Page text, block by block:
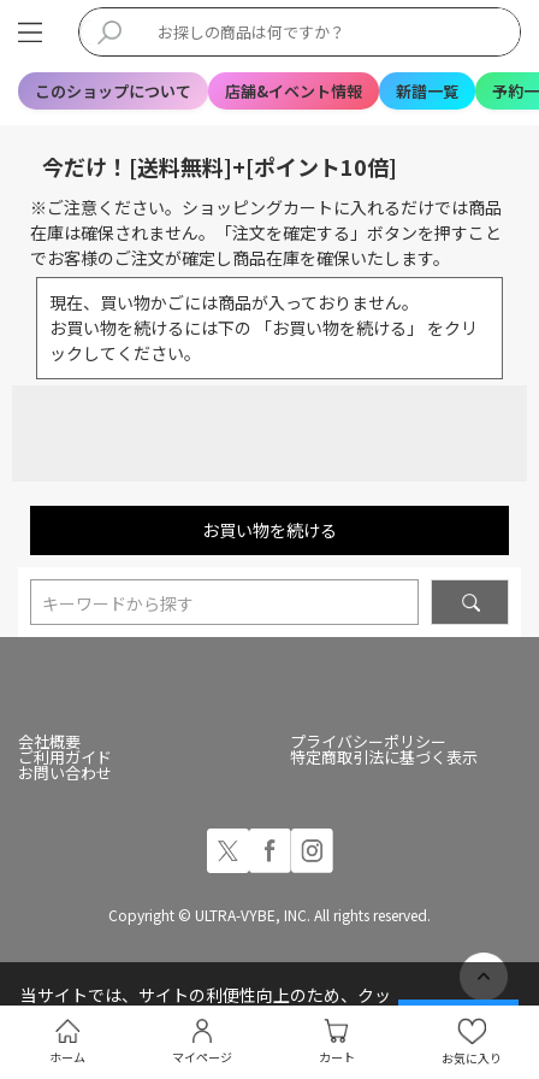
このショップについて 店舗&イベント情報 新譜一覧 予約
ホーム マイページ カート お気に入り
今だけ！[送料無料]+[ポイント10倍]
※ご注意ください。ショッピングカートに入れるだけでは商品
在庫は確保されません。「注文を確定する」ボタンを押すこと
でお客様のご注文が確定し商品在庫を確保いたします。
現在、買い物かごには商品が入っておりません。
お買い物を続けるには下の 「お買い物を続ける」 をクリ
ックしてください。
お買い物を続ける
キーワードから探す
会社概要 プライバシーポリシー
ご利用ガイド 特定商取引法に基づく表示
お問い合わせ
Copyright © ULTRA-VYBE, INC. All rights reserved.
当サイトでは、サイトの利便性向上のため、クッ
キー(Cookie)を使用しています
プライバシーポリシー
承諾する